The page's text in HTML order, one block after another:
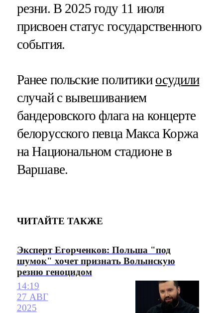
резни. В 2025 году 11 июля
присвоен статус государственного
события.
Ранее польские политики осудили
случай с вывешиванием
бандеровского флага на концерте
белорусского певца Макса Коржа
на Национальном стадионе в
Варшаве.
ЧИТАЙТЕ ТАКЖЕ
Эксперт Егорченков: Польша "под
шумок" хочет признать Волынскую
резню геноцидом
14:19
27 АВГ
2025